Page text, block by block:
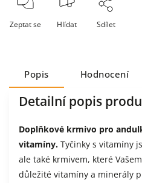
Zeptat se Hlídat Sdílet
Popis Hodnocení
Detailní popis
Doplňkové krmivo pro
vitamíny. Tyčinky s vitamíny
ale také krmivem, které
důležité vitamíny a minerály